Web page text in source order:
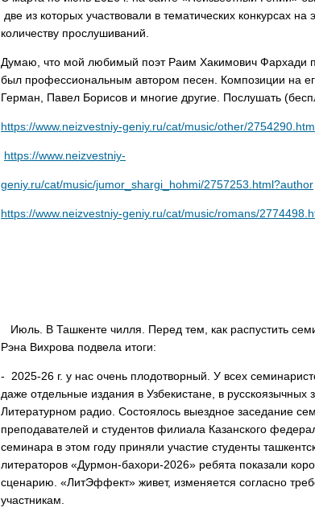
две из которых участвовали в тематических конкурсах
количеству прослушиваний.
Думаю, что мой любимый поэт Раим Хакимович Фархади
был профессиональным автором песен. Композиции на
Герман, Павел Борисов и многие другие. Послушать
https://www.neizvestniy-geniy.ru/cat/music/other/
https://www.neizvestniy-
geniy.ru/cat/music/jumor_shargi_hohmi/2757253.html?author
https://www.neizvestniy-geniy.ru/cat/music/romans/
Июль. В Ташкенте чилля. Перед тем, как распустить
Рэна Вихрова подвела итоги:
- 2025-26 г. у нас очень плодотворный. У всех
даже отдельные издания в Узбекистане, в
Литературном радио. Состоялось выездное заседание
преподавателей и студентов филиала Казанского
семинара в этом году приняли участие студенты
литераторов «Дурмон-бахори-2026» ребята показали
сценарию. «ЛитЭффект» живет, изменяется согласно
участникам.